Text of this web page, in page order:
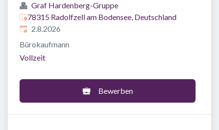
Graf Hardenberg-Gruppe
78315 Radolfzell am Bodensee, Deutschland
Veröffentlicht
2.8.2026
Bürokaufmann
Vollzeit
Bewerben